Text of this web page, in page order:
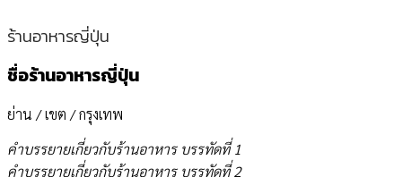
ร้านอาหารญี่ปุ่น
ชื่อร้านอาหารญี่ปุ่น
ย่าน / เขต / กรุงเทพ
คำบรรยายเกี่ยวกับร้านอาหาร บรรทัดที่ 1
คำบรรยายเกี่ยวกับร้านอาหาร บรรทัดที่ 2